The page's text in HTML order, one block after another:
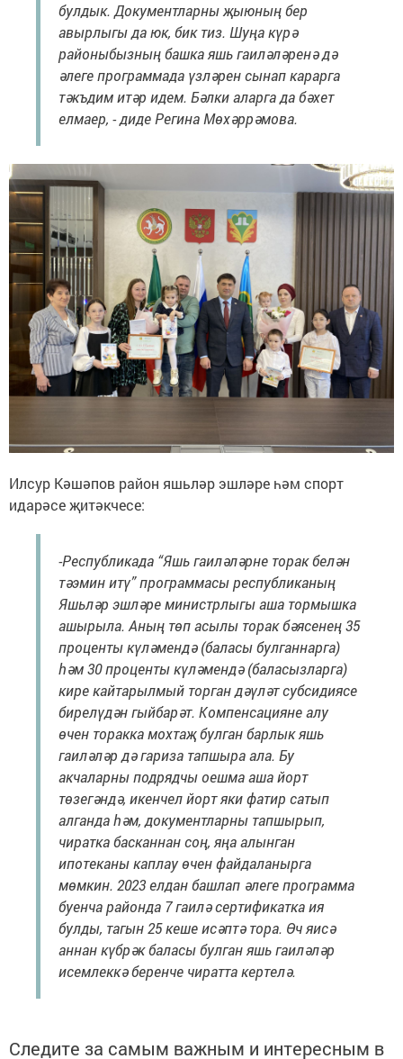
булдык. Документларны җыюның бер
авырлыгы да юк, бик тиз. Шуңа күрә
районыбызның башка яшь гаиләләренә дә
әлеге программада үзләрен сынап карарга
тәкъдим итәр идем. Бәлки аларга да бәхет
елмаер, - диде Регина Мөхәррәмова.
Илсур Кәшәпов район яшьләр эшләре һәм спорт
идарәсе җитәкчесе:
-Республикада “Яшь гаиләләрне торак белән
тәэмин итү” программасы республиканың
Яшьләр эшләре министрлыгы аша тормышка
ашырыла. Аның төп асылы торак бәясенең 35
проценты күләмендә (баласы булганнарга)
һәм 30 проценты күләмендә (баласызларга)
кире кайтарылмый торган дәүләт субсидиясе
бирелүдән гыйбарәт. Компенсацияне алу
өчен торакка мохтаҗ булган барлык яшь
гаиләләр дә гариза тапшыра ала. Бу
акчаларны подрядчы оешма аша йорт
төзегәндә, икенчел йорт яки фатир сатып
алганда һәм, документларны тапшырып,
чиратка басканнан соң, яңа алынган
ипотеканы каплау өчен файдаланырга
мөмкин. 2023 елдан башлап әлеге программа
буенча районда 7 гаилә сертификатка ия
булды, тагын 25 кеше исәптә тора. Өч яисә
аннан күбрәк баласы булган яшь гаиләләр
исемлеккә беренче чиратта кертелә.
Следите за самым важным и интересным в